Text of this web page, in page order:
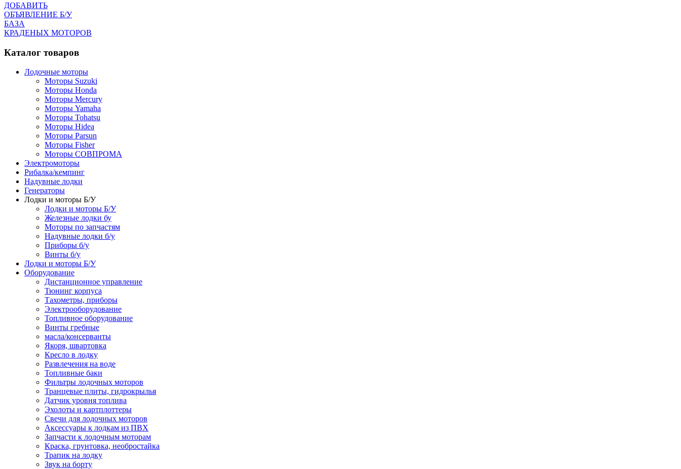
ДОБАВИТЬ
ОБЪЯВЛЕНИЕ Б/У
БАЗА
КРАДЕНЫХ МОТОРОВ
Каталог товаров
Лодочные моторы
Моторы Suzuki
Моторы Honda
Моторы Mercury
Моторы Yamaha
Моторы Tohatsu
Моторы Hidea
Моторы Parsun
Моторы Fisher
Моторы СОВПРОМА
Электромоторы
Рибалка/кемпинг
Надувные лодки
Генераторы
Лодки и моторы Б/У
Лодки и моторы Б/У
Железные лодки бу
Моторы по запчастям
Надувные лодки б/у
Приборы б/у
Винты б/у
Лодки и моторы Б/У
Оборудование
Дистанционное управление
Тюнинг корпуса
Тахометры, приборы
Электрооборудование
Топливное оборудование
Винты гребные
масла/консерванты
Якоря, швартовка
Кресло в лодку
Развлечения на воде
Топливные баки
Фильтры лодочных моторов
Транцевые плиты, гидрокрылья
Датчик уровня топлива
Эхолоты и картплоттеры
Cвечи для лодочных моторов
Аксессуары к лодкам из ПВХ
Запчасти к лодочным моторам
Краска, грунтовка, необростайка
Трапик на лодку
Звук на борту